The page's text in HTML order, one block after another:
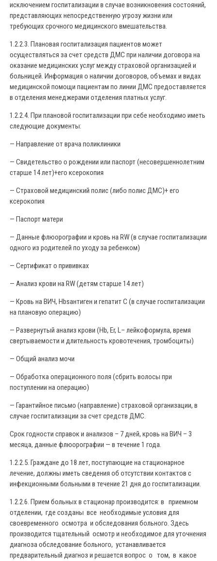
исключением госпитализации в случае возникновения состояний,
представляющих непосредственную угрозу жизни или
требующих срочного медицинского вмешательства.
1.2.2.3. Плановая госпитализация пациентов может
осуществляться за счет средств ДМС при наличии договора на
оказание медицинских услуг между страховой организацией и
больницей. Информация о наличии договоров, объемах и видах
медицинской помощи пациентам по линии ДМС предоставляется
в отделения менеджерами отделения платных услуг.
1.2.2.4. При плановой госпитализации при себе необходимо иметь
следующие документы:
— Направление от врача поликлиники
— Свидетельство о рождении или паспорт (несовершеннолетним
старше 14 лет)+его ксерокопия
— Страховой медицинский полис (либо полис ДМС)+ его
ксерокопия
— Паспорт матери
— Данные флюорографии и кровь на RW (в случае госпитализации
одного из родителей по уходу за ребенком)
— Сертификат о прививках
— Анализ крови на RW (детям старше 14 лет)
— Кровь на ВИЧ, Hbsантиген и гепатит С (в случае госпитализации
на плановую операцию)
— Развернутый анализ крови (Hb, Er, L– лейкоформула, время
свертываемости и длительность кровотечения, тромбоциты)
— Общий анализ мочи
— Обработка операционного поля (сбрить волосы при
поступлении на операцию)
— Гарантийное письмо (направление) страховой организации, в
случае госпитализации за счет средств ДМС.
Срок годности справок и анализов – 7 дней, кровь на ВИЧ – 3
месяца, данные флюорографии — в течение 1 года.
1.2.2.5. Граждане до 18 лет, поступающие на стационарное
лечение, должны иметь сведения об отсутствии контактов с
инфекционными больными в течение 21 дня до госпитализации.
1.2.2.6. Прием больных в стационар производится: в приемном
отделении, где созданы все необходимые условия для
своевременного осмотра и обследования больного. Здесь
производится тщательный осмотр и необходимое для уточнения
диагноза обследование больного, устанавливается
предварительный диагноз и решается вопрос о том, в какое